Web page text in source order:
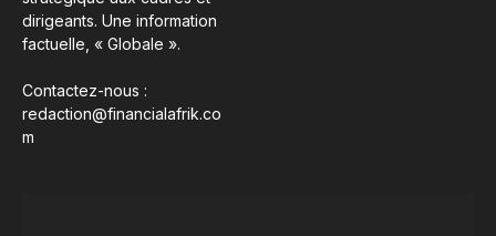
dirigeants. Une information
factuelle, « Globale ».
Contactez-nous :
redaction@financialafrik.co
m